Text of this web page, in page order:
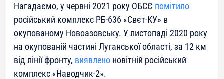
Нагадаємо, у червні 2021 року ОБСЄ помітило
російський комплекс РБ-636 «Свєт-КУ» в
окупованому Новоазовську. У листопаді 2020 року
на окупованій частині Луганської області, за 12 км
від лінії фронту, виявлено новітній російський
комплекс «Наводчик-2».